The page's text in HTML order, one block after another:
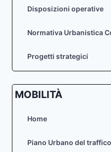
Disposizioni operative
Normativa Urbanistica
Progetti strategici
MOBILITÀ
Home
Piano Urbano del traffico